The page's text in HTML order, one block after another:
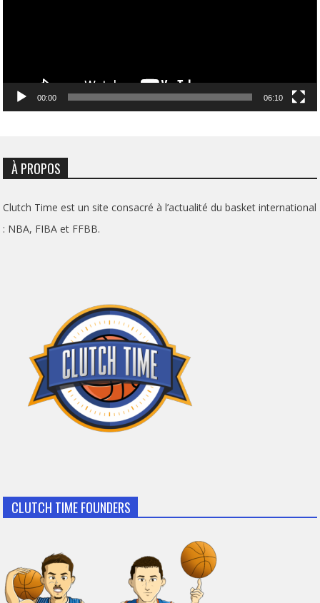
00:00 06:10
À PROPOS
Clutch Time est un site consacré à l’actualité du basket international
: NBA, FIBA et FFBB.
CLUTCH TIME FOUNDERS